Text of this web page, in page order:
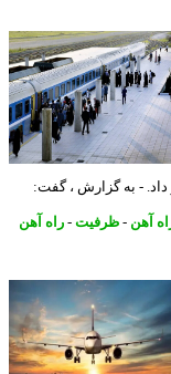
- به گزارش ، گفت:
-ظرفیت -راه آهن